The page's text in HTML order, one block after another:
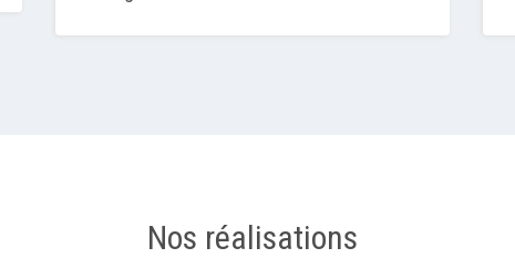
Nos réalisations